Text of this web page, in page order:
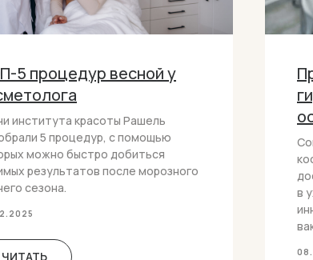
5 процедур весной у
института красоты Рашель
5 процедур, с помощью
можно быстро добиться
результатов после морозного
сезона.
ЧИТАТЬ
в